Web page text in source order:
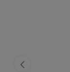
О рейтинге